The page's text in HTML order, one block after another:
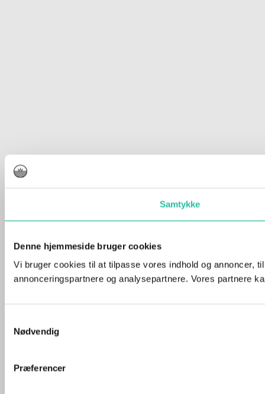
Samtykke
Denne hjemmeside bruger cookies
Vi bruger cookies til at tilpasse vores indhold og annoncer,
annonceringspartnere og analysepartnere. Vores partnere
Nødvendig
Præferencer